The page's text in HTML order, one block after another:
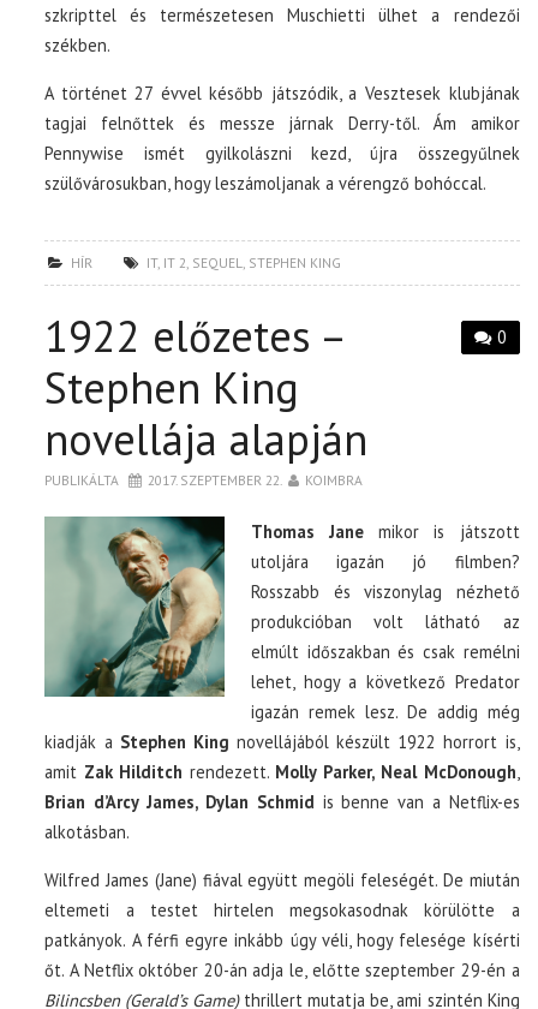
szkripttel és természetesen Muschietti ülhet a rendezői
székben.
A történet 27 évvel később játszódik, a Vesztesek klubjának
tagjai felnőttek és messze járnak Derry-től. Ám amikor
Pennywise ismét gyilkolászni kezd, újra összegyűlnek
szülővárosukban, hogy leszámoljanak a vérengző bohóccal.
HÍR IT, IT 2 SEQUEL STEPHEN KING
0
1922 előzetes –
Stephen King
novellája alapján
PUBLIKÁLTA 2017. SZEPTEMBER 22. KOIMBRA
Thomas Jane mikor is játszott
utoljára igazán jó filmben?
Rosszabb és viszonylag nézhető
produkcióban volt látható az
elmúlt időszakban és csak remélni
lehet, hogy a következő Predator
igazán remek lesz. De addig még
kiadják a Stephen King novellájából készült 1922 horrort is,
amit Zak Hilditch rendezett. Molly Parker, Neal McDonough
Brian d’Arcy James, Dylan Schmid is benne van a Netflix-es
alkotásban.
Wilfred James (Jane) fiával együtt megöli feleségét. De miután
eltemeti a testet hirtelen megsokasodnak körülötte a
patkányok. A férfi egyre inkább úgy véli, hogy felesége kísérti
őt. A Netflix október 20-án adja le, előtte szeptember 29-én a
Bilincsben (Gerald’s Game)thrillert mutatja be, ami szintén King